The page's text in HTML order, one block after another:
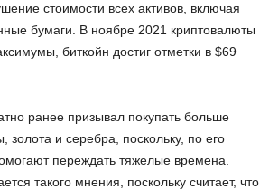
стоимости всех активов, включая
бумаги. В ноябре 2021 криптовалюты
биткойн достиг отметки в $69
ранее призывал покупать больше
золота и серебра, поскольку, по его
переждать тяжелые времена.
такого мнения, поскольку считает, что